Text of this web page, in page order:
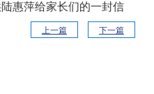
惠萍给家长们的一封信
上一篇 下一篇